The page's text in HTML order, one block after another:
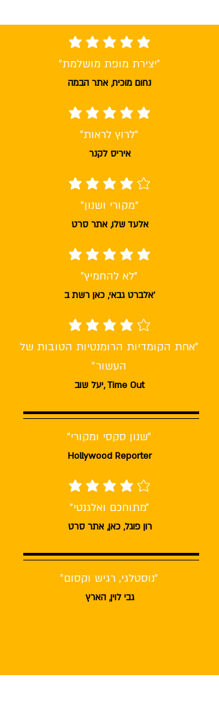
average rating is 5 out of 5
"יצירת מופת מושלמת"
נחום מוכיח, אתר הבמה
average rating is 5 out of 5
"לרוץ לראות"
איריס לקנר
average rating is 4 out of 5
“מקורי ושנון”
אלעד שלו, אתר סרט
average rating is 5 out of 5
"לא להחמיץ"
אלברט גבאי, כאן רשת ב'
average rating is 4 out of 5
״אחת הקומדיות הרומנטיות הטובות של
העשור״
יעל שוב, Time Out
״שנון סקסי ומקורי״
Hollywood Reporter
average rating is 4 out of 5
״מתוחכם ואלגנטי״
רון פוגל, כאן, אתר סרט
"נוסטלגי, רגיש וקסום"
גבי לוין, הארץ